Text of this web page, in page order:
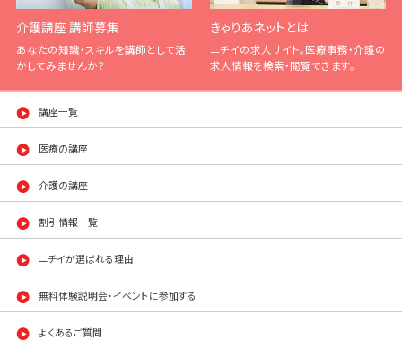
介護講座 講師募集
あなたの知識・スキルを講師として活
かしてみませんか？
きゃりあネットとは
ニチイの求人サイト。医療事務・介護の
求人情報を検索・閲覧できます。
講座一覧
医療の講座
介護の講座
割引情報一覧
ニチイが選ばれる理由
無料体験説明会・イベントに参加する
よくあるご質問